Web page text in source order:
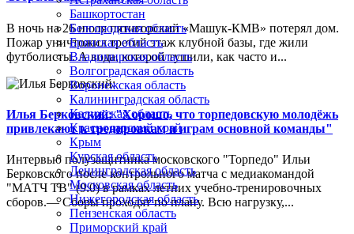
В ночь на 26 июля пятигорский «Машук-КМВ» потерял дом.
Пожар уничтожил третий этаж клубной базы, где жили
футболисты. А вода, которой тушили, как часто и...
Илья Берковский: "Хорошо, что торпедовскую молодёжь
привлекают к тренировкам и играм основной команды"
Интервью полузащитника московского "Торпедо" Ильи
Берковского после контрольного матча с медиакомандой
"МАТЧ ТВ" (9:0) в рамках летних учебно-тренировочных
сборов.— Сборы проходят по плану. Всю нагрузку,...
Башкортостан
Белгородская область
Брянская область
Владимирская область
Волгоградская область
Воронежская область
Калининградская область
Калужская область
Краснодарский край
Крым
Курская область
Ленинградская область
Московская область
Нижегородская область
Пензенская область
Приморский край